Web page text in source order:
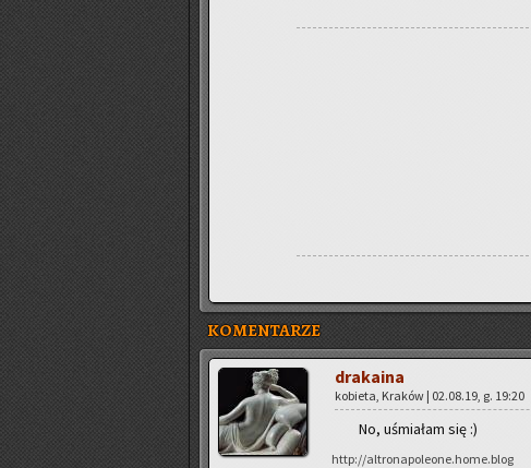
KOMENTARZE
dra­ka­ina
ko­bie­ta, Kra­ków | 02.08.19, g. 19:20
No, uśmia­łam się :)
http://altronapoleone.home.blog